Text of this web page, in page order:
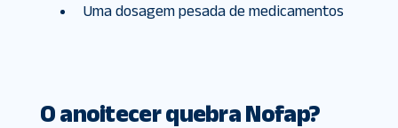
Uma dosagem pesada de medicamentos
O anoitecer quebra Nofap?